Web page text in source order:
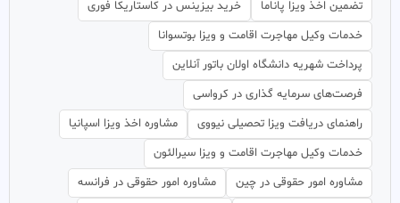
تضمین اخذ ویزا پاناما
خرید بیزینس در کاستاریکا فوری
خدمات وکیل مهاجرت اقامت و ویزا بوتسوانا
پرداخت شهریه دانشگاه اولان باتور آنلاین
فرصت‌های سرمایه گذاری در کرواسی
راهنمای دریافت ویزا تحصیلی نیووی
مشاوره اخذ ویزا اسپانیا
خدمات وکیل مهاجرت اقامت و ویزا سیرالئون
مشاوره امور حقوقی در چین
مشاوره امور حقوقی در فرانسه